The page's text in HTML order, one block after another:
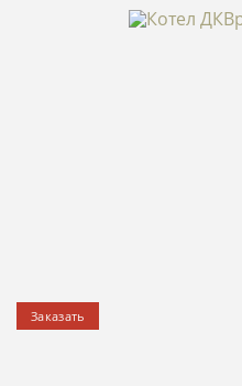
Заказать